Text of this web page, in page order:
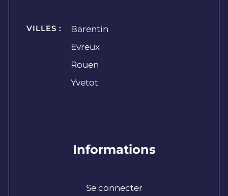
VILLES :
Barentin
Evreux
Rouen
Yvetot
Informations
Se connecter